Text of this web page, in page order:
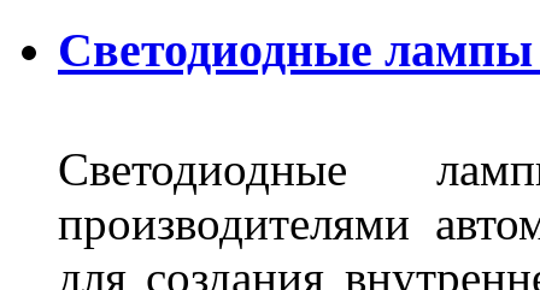
Светодиодные
Светодиодные
производителями
для создания